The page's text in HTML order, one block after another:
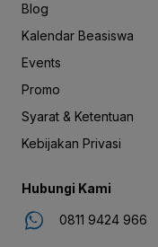
Blog
Kalendar Beasiswa
Events
Promo
Syarat & Ketentuan
Kebijakan Privasi
Hubungi Kami
0811 9424 966